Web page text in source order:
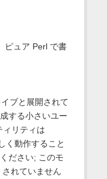
ピュア Perl で書
ブと展開されて
する小さいユー
ィリティは
く動作すること
ださい; このモ
れていません